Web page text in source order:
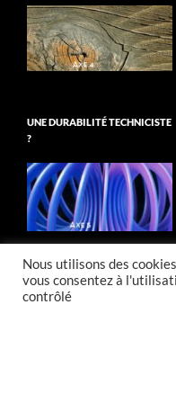
UNE DURABILITÉ TECHNICISTE
?
Nous utilisons des
vous consentez à
contrôlé